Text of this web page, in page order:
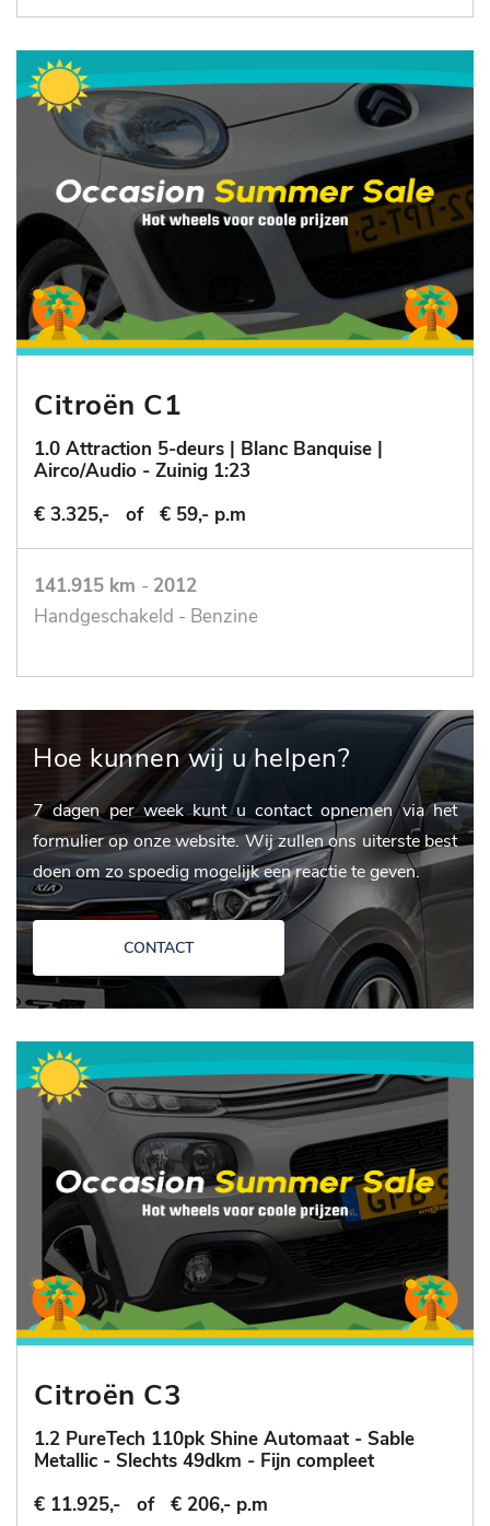
Citroën C1
1.0 Attraction 5-deurs | Blanc Banquise |
Airco/Audio - Zuinig 1:23
€ 3.325,-
of € 59,- p.m
141.915 km - 2012
Handgeschakeld - Benzine
Hoe kunnen wij u helpen?
7 dagen per week kunt u contact opnemen via het
formulier op onze website. Wij zullen ons uiterste best
doen om zo spoedig mogelijk een reactie te geven.
CONTACT
Citroën C3
1.2 PureTech 110pk Shine Automaat - Sable
Metallic - Slechts 49dkm - Fijn compleet
€ 11.925,-
of € 206,- p.m